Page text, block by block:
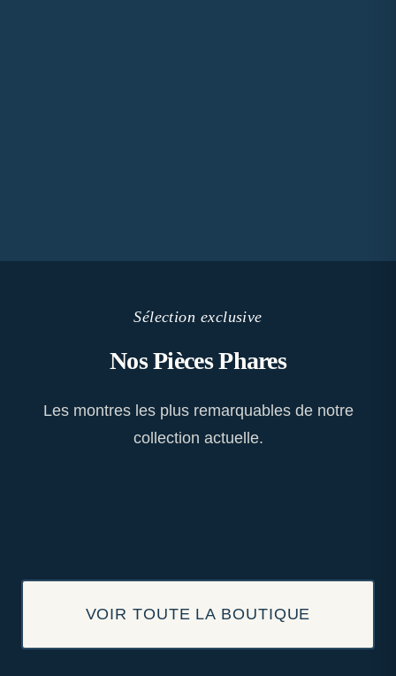
Sélection exclusive
Nos Pièces Phares
Les montres les plus remarquables de notre
collection actuelle.
VOIR TOUTE LA BOUTIQUE